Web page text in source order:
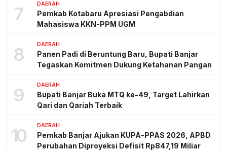
7 DAERAH
Pemkab Kotabaru Apresiasi Pengabdian
Mahasiswa KKN-PPM UGM
8 DAERAH
Panen Padi di Beruntung Baru, Bupati Banjar
Tegaskan Komitmen Dukung Ketahanan Pangan
9 DAERAH
Bupati Banjar Buka MTQ ke-49, Target Lahirkan
Qari dan Qariah Terbaik
10 DAERAH
Pemkab Banjar Ajukan KUPA-PPAS 2026, APBD
Perubahan Diproyeksi Defisit Rp847,19 Miliar